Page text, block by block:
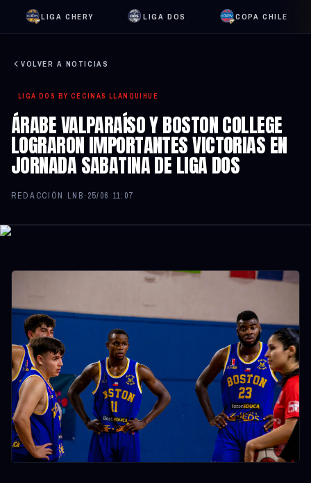
LIGA CHERY LIGA DOS COPA CHILE
VOLVER A NOTICIAS
LIGA DOS BY CECINAS LLANQUIHUE
ÁRABE VALPARAÍSO Y BOSTON COLLEGE
LOGRARON IMPORTANTES VICTORIAS EN
JORNADA SABATINA DE LIGA DOS
REDACCIÓN LNB· 25/06 11:07